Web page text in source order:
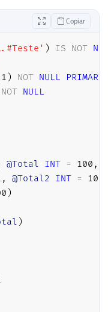
Copiar
) IS NOT
1 ) NOT NULL
PRIMARY
NOT NULL
@Total INT = 100 ,
, @Total2 INT = 10
)
)